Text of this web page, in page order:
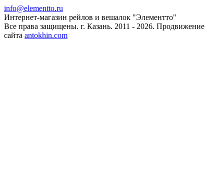
info@elementto.ru
Интернет-магазин рейлов и вешалок "Элементто"
Все права защищены. г. Казань. 2011 - 2026. Продвижение
сайта antokhin.com